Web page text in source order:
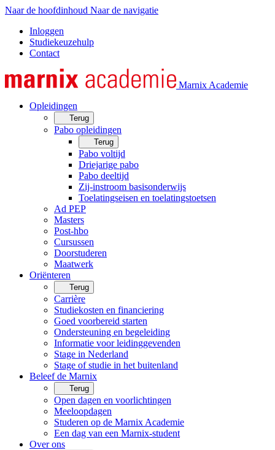
Naar de hoofdinhoud Naar de navigatie
Inloggen
Studiekeuzehulp
Contact
Marnix Academie
Opleidingen
Terug
Pabo opleidingen
Terug
Pabo voltijd
Driejarige pabo
Pabo deeltijd
Zij-instroom basisonderwijs
Toelatingseisen en toelatingstoetsen
Ad PEP
Masters
Post-hbo
Cursussen
Doorstuderen
Maatwerk
Oriënteren
Terug
Carrière
Studiekosten en financiering
Goed voorbereid starten
Ondersteuning en begeleiding
Informatie voor leidinggevenden
Stage in Nederland
Stage of studie in het buitenland
Beleef de Marnix
Terug
Open dagen en voorlichtingen
Meeloopdagen
Studeren op de Marnix Academie
Een dag van een Marnix-student
Over ons